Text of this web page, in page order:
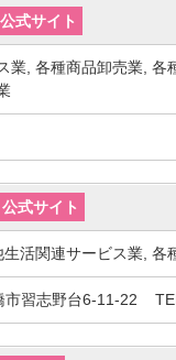
公式サイト
業, 各種商品卸売業, 各
公式サイト
活関連サービス業, 各
市習志野台6-11-22